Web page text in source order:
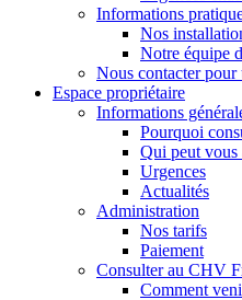
Informations
Nos
Notre équipe
Nous contacter pour
Espace propriétaire
Informations
Pourquoi
Qui peut vous
Urgences
Actualités
Administration
Nos tarifs
Paiement
Consulter au CHV
Comment